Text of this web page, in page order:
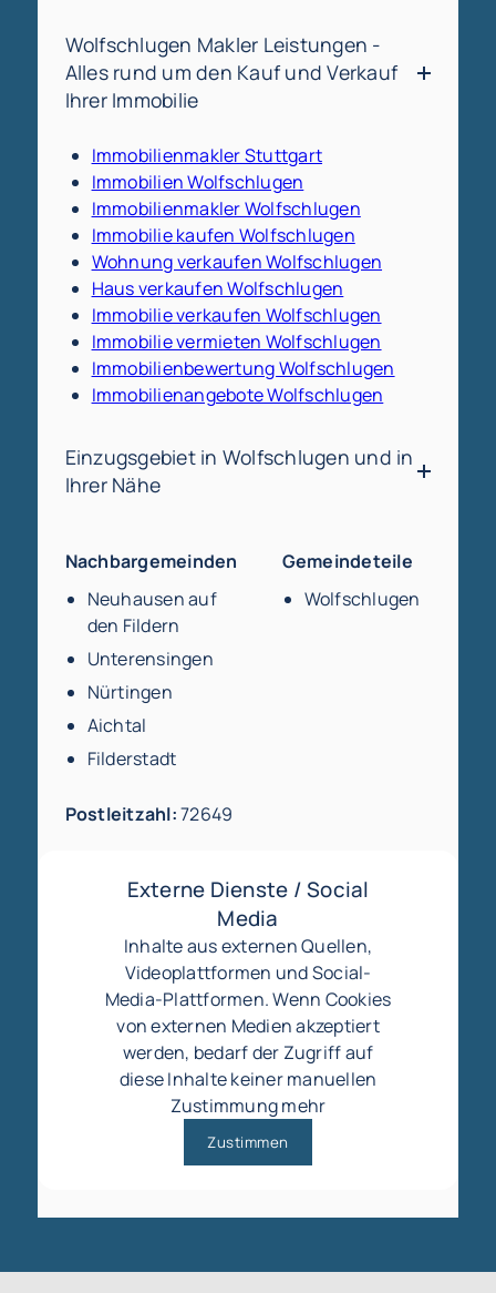
Wolfschlugen Makler Leistungen -
Alles rund um den Kauf und Verkauf
Ihrer Immobilie
Immobilienmakler Stuttgart
Immobilien Wolfschlugen
Immobilienmakler Wolfschlugen
Immobilie kaufen Wolfschlugen
Wohnung verkaufen Wolfschlugen
Haus verkaufen Wolfschlugen
Immobilie verkaufen Wolfschlugen
Immobilie vermieten Wolfschlugen
Immobilienbewertung Wolfschlugen
Immobilienangebote Wolfschlugen
Einzugsgebiet in Wolfschlugen und in
Ihrer Nähe
Nachbargemeinden
Neuhausen auf
den Fildern
Unterensingen
Nürtingen
Aichtal
Filderstadt
Gemeindeteile
Wolfschlugen
Postleitzahl:72649
Externe Dienste / Social
Media
Inhalte aus externen Quellen,
Videoplattformen und Social-
Media-Plattformen. Wenn Cookies
von externen Medien akzeptiert
werden, bedarf der Zugriff auf
diese Inhalte keiner manuellen
Zustimmung mehr
Zustimmen